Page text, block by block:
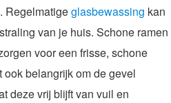
Regelmatigeglasbewassing kan
van je huis. Schone ramen
voor een frisse, schone
belangrijk om de gevel
deze vrij blijft van vuil en